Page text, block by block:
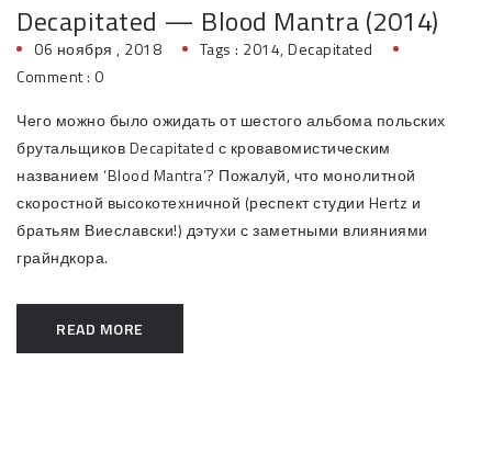
Decapitated — Blood Mantra (2014)
06 ноября , 2018 Tags : 2014,Decapitated
Comment : 0
Чего можно было ожидать от шестого альбома польских
брутальщиков Decapitated с кровавомистическим
названием ‘Blood Mantra’? Пожалуй, что монолитной
скоростной высокотехничной (респект студии Hertz и
братьям Виеславски!) дэтухи с заметными влияниями
грайндкора.
READ MORE